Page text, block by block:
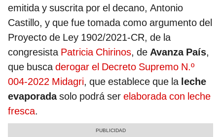
emitida y suscrita por el decano, Antonio
Castillo, y que fue tomada como argumento del
Proyecto de Ley 1902/2021-CR, de la
congresista Patricia Chirinos, de Avanza País,
que buscaderogar el Decreto Supremo N.º
004-2022 Midagri, que establece que la leche
evaporadasolo podrá ser elaborada con leche
fresca.